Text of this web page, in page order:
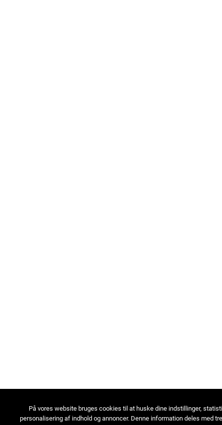
På vores website bruges cookies til at huske dine indstillinger,
personalisering af indhold og annoncer. Denne information deles med